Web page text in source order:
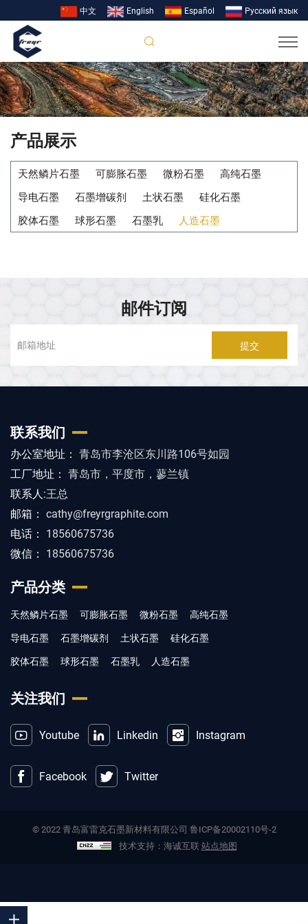
中文 English Español Pусский язык
产品展示
天然鳞片石墨 可膨胀石墨 微粉石墨
高纯石墨
导电石墨
石墨增碳剂 土状石墨
硅化石墨
胶体石墨
球形石墨 石墨乳 人造石墨
邮件订阅
提交
联系我们
办公室地址： 青岛市李沧区东川路106号如园
工厂地址： 青岛市，平度市，蓼兰镇
联系人:王总
邮箱： cathy@freyrgraphite.com
电话： 18560675736
微信： 18560675736
产品分类
天然鳞片石墨 可膨胀石墨 微粉石墨
高纯石墨
导电石墨
石墨增碳剂 土状石墨
硅化石墨
胶体石墨
球形石墨 石墨乳 人造石墨
关注我们
Youtube Linkedin Instagram
Facebook Twitter
© 2022 青岛富雷克石墨新材料有限公司 鲁ICP备20002110号-2
技术支持：海诚互联 站点地图